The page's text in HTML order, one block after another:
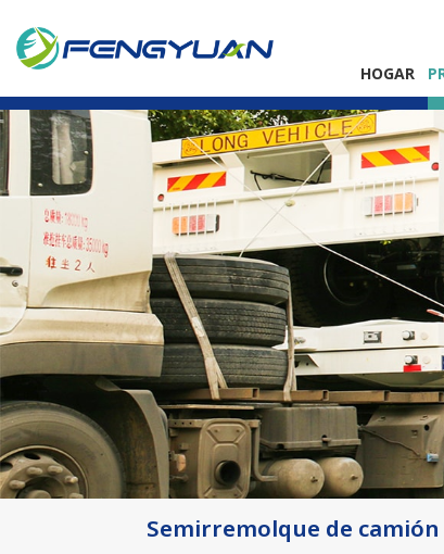
HOGAR
Semirremolque de